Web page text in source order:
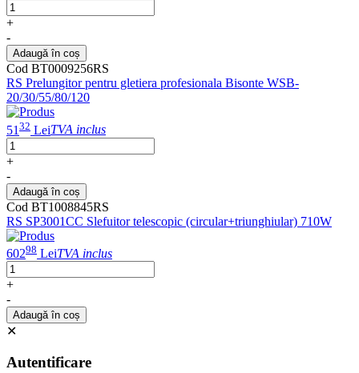
+
-
Adaugă în coș
Cod BT0009256RS
RS Prelungitor pentru gletiera profesionala Bisonte WSB-
20/30/55/80/120
51 32 LeiTVA inclus
+
-
Adaugă în coș
Cod BT1008845RS
RS SP3001CC Slefuitor telescopic (circular+triunghiular) 710W
60298 LeiTVA inclus
+
-
Adaugă în coș
✕
Autentificare